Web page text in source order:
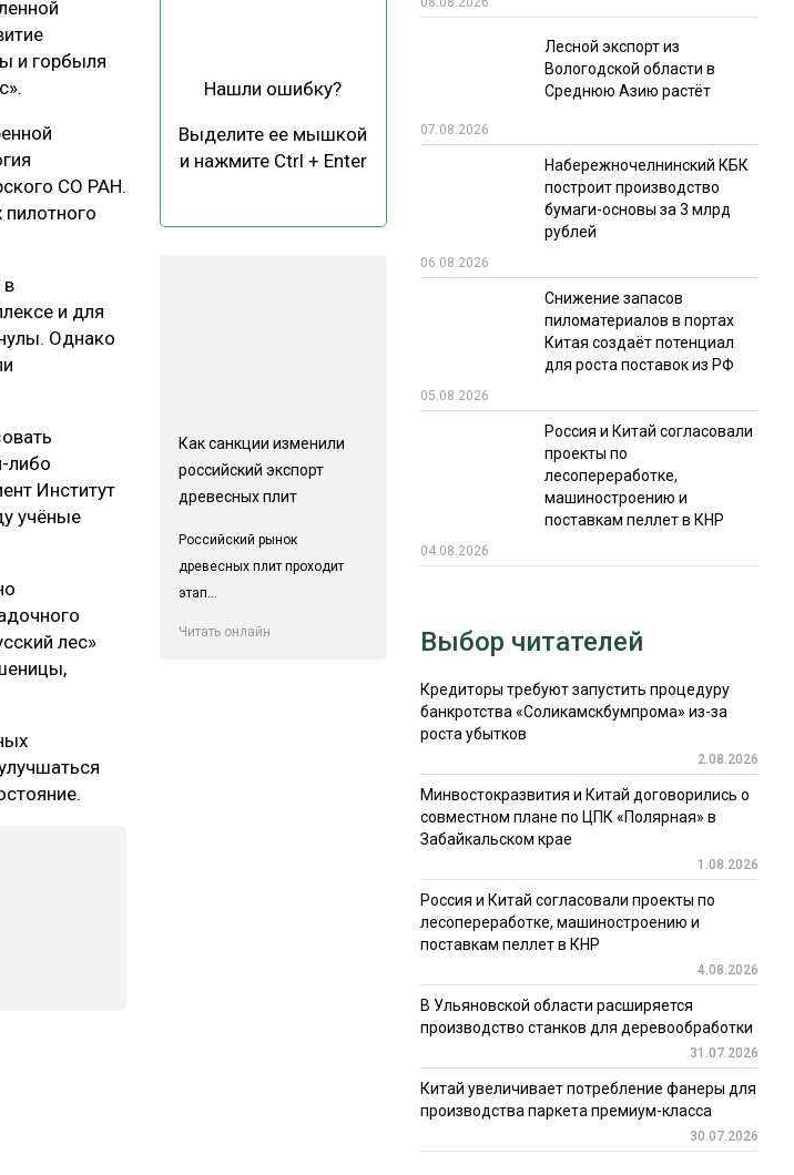
РЫНОК
ТЕХНОЛОГИИ
ОТРАСЛЕВАЯ ДИСКУССИЯ
ИТОГИ МЕРОПРИЯТИЙ
и горбыля
СО РАН.
в
и для
Однако
либо
Институт
учёные
лес»
Нашли ошибку?
Выделите ее мышкой
и нажмите Ctrl + Enter
Как санкции изменили
российский экспорт
древесных плит
Российский рынок
древесных плит проходит
этап...
Читать онлайн
Лесной экспорт из
Вологодской области в
Среднюю Азию растёт
07.08.2026
Набережночелнинский КБК
построит производство
бумаги-основы за 3 млрд
рублей
06.08.2026
Снижение запасов
пиломатериалов в портах
Китая создаёт потенциал
для роста поставок из РФ
05.08.2026
Россия и Китай согласовали
проекты по
лесопереработке,
машиностроению и
поставкам пеллет в КНР
04.08.2026
Выбор читателей
Кредиторы требуют запустить процедуру
банкротства «Соликамскбумпрома» из-за
роста убытков
2.08.2026
Минвостокразвития и Китай договорились о
совместном плане по ЦПК «Полярная» в
Забайкальском крае
1.08.2026
Россия и Китай согласовали проекты по
лесопереработке, машиностроению и
поставкам пеллет в КНР
4.08.2026
В Ульяновской области расширяется
производство станков для деревообработки
31.07.2026
Китай увеличивает потребление фанеры для
производства паркета премиум-класса
30.07.2026